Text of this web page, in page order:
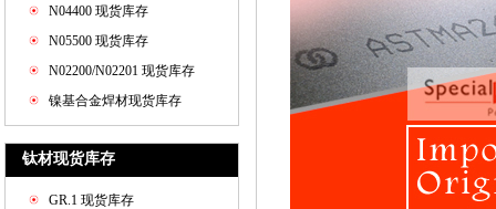
N04400 现货库存
N05500 现货库存
N02200/N02201 现货库存
镍基合金焊材现货库存
钛材现货库存
GR.1 现货库存